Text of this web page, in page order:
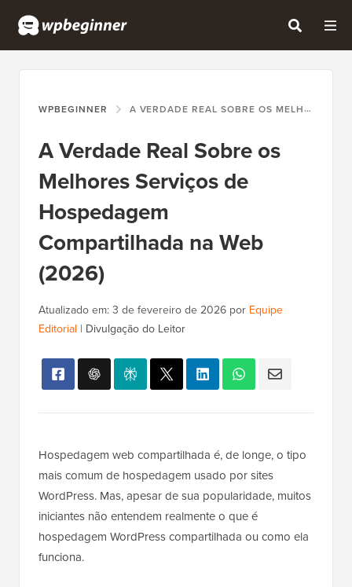
WPBEGINNER A VERDADE REAL SOBRE OS MELHORES SERVIÇOS DE HOSPEDAGEM COMPARTILHADA NA WEB (2026)
A Verdade Real Sobre os
Melhores Serviços de
Hospedagem
Compartilhada na Web
(2026)
Atualizado em:3 de fevereiro de 2026 por Equipe
Editorial | Divulgação do Leitor
Hospedagem web compartilhada é, de longe, o tipo
mais comum de hospedagem usado por sites
WordPress. Mas, apesar de sua popularidade, muitos
iniciantes não entendem realmente o que é
hospedagem WordPress compartilhada ou como ela
funciona.